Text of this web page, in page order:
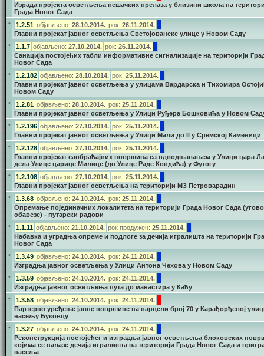
Израда пројекта осветљења пешачких прелаза у близини школа на
Града Новог Сада
•
1.2.51 објављено: 28.10.2014. рок: 26.11.2014.
Главни пројекат јавног осветљења Светојованске улице у Новом Саду
•
1.1.7 објављено: 27.10.2014. рок: 26.11.2014.
Санација постојећих табли информативне сигнализације на територији
Новог Сада
•
1.2.182 објављено: 28.10.2014. рок: 25.11.2014.
Главни пројекат јавног осветљења у улицама Вардарска и Тихомира
Новом Саду
•
1.2.81 објављено: 28.10.2014. рок: 25.11.2014.
Главни пројекат јавног осветљења у Улици Руђера Бошковића у Новом
•
1.2.196 објављено: 27.10.2014. рок: 25.11.2014.
Главни пројекат јавног осветљења у Улици Мали до II у Сремској Каменици
•
1.2.128 објављено: 27.10.2014. рок: 25.11.2014.
Главни пројекат саобраћајних површина са одводњавањем у Улици цара
дела Улице царице Милице (до Улице Раде Кондића) у Футогу
•
1.2.108 објављено: 27.10.2014. рок: 25.11.2014.
Главни пројекат јавног осветљења на територији МЗ Петроварадин
•
1.3.68 објављено: 24.10.2014. рок: 25.11.2014.
Oпремањe појединачних локалитета на територији Града Новог Сада
обавезе) - путарски радови
•
1.1.11 објављено: 21.10.2014. рок продужен: 25.11.2014.
Набавка и уградња опреме и подлоге за дечија игралишта на територији
Новог Сада
•
1.3.49 објављено: 24.10.2014. рок: 24.11.2014.
Изградња јавног осветљења у Улици Антона Чехова у Новом Саду
•
1.3.59 објављено: 24.10.2014. рок: 24.11.2014.
Изградња јавног осветљења пута до манастира у Каћу
•
1.3.58 објављено: 24.10.2014. рок: 24.11.2014.
Партерно уређење јавне површине на парцели број 70 у Карађорђевој
насељу Буковцу
•
1.3.27 објављено: 24.10.2014. рок: 24.11.2014.
Реконструкција постојећег и изградња јавног осветљења блоковских
којима се налазе дечија игралишта на територији Града Новог Сада и
насеља